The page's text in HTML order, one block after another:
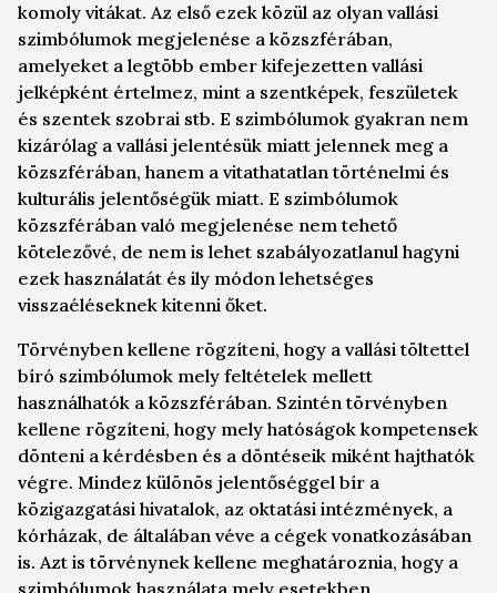
komoly vitákat. Az első ezek közül az olyan vallási
szimbólumok megjelenése a közszférában,
amelyeket a legtöbb ember kifejezetten vallási
jelképként értelmez, mint a szentképek, feszületek
és szentek szobrai stb. E szimbólumok gyakran nem
kizárólag a vallási jelentésük miatt jelennek meg a
közszférában, hanem a vitathatatlan történelmi és
kulturális jelentőségük miatt. E szimbólumok
közszférában való megjelenése nem tehető
kötelezővé, de nem is lehet szabályozatlanul hagyni
ezek használatát és ily módon lehetséges
visszaéléseknek kitenni őket.
Törvényben kellene rögzíteni, hogy a vallási töltettel
bíró szimbólumok mely feltételek mellett
használhatók a közszférában. Szintén törvényben
kellene rögzíteni, hogy mely hatóságok kompetensek
dönteni a kérdésben és a döntéseik miként hajthatók
végre. Mindez különös jelentőséggel bír a
közigazgatási hivatalok, az oktatási intézmények, a
kórházak, de általában véve a cégek vonatkozásában
is. Azt is törvénynek kellene meghatároznia, hogy a